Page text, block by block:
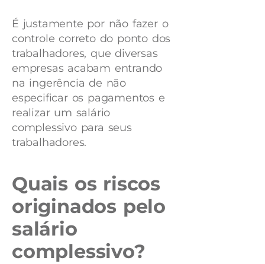
É justamente por não fazer o
controle correto do ponto dos
trabalhadores, que diversas
empresas acabam entrando
na ingerência de não
especificar os pagamentos e
realizar um salário
complessivo para seus
trabalhadores.
Quais os riscos
originados pelo
salário
complessivo?